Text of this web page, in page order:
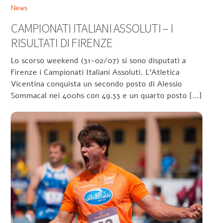
News
CAMPIONATI ITALIANI ASSOLUTI – I
RISULTATI DI FIRENZE
Lo scorso weekend (31-02/07) si sono disputati a
Firenze i Campionati Italiani Assoluti. L’Atletica
Vicentina conquista un secondo posto di Alessio
Sommacal nei 400hs con 49.33 e un quarto posto […]